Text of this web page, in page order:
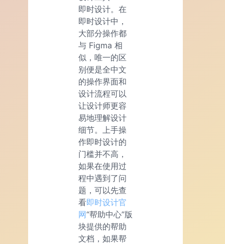
即时设计。在
即时设计中，
大部分操作都
与 Figma 相
似，唯一的区
别便是全中文
的操作界面和
设计流程可以
让设计师更容
易地理解设计
细节。上手操
作即时设计的
门槛并不高，
如果在使用过
程中遇到了问
题，可以先查
看即时设计官
网“帮助中心”版
块提供的帮助
文档，如果帮